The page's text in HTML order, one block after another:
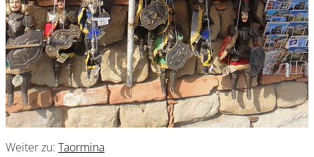
Weiter zu: Taormina